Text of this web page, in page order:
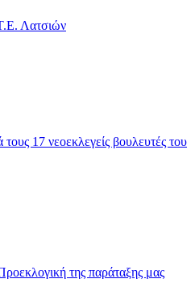
Λατσιών
17 νεοεκλεγείς βουλευτές του
της παράταξης μας